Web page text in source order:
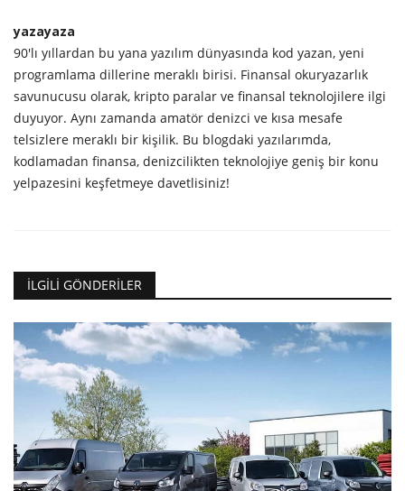
yazayaza
90'lı yıllardan bu yana yazılım dünyasında kod yazan, yeni
programlama dillerine meraklı birisi. Finansal okuryazarlık
savunucusu olarak, kripto paralar ve finansal teknolojilere ilgi
duyuyor. Aynı zamanda amatör denizci ve kısa mesafe
telsizlere meraklı bir kişilik. Bu blogdaki yazılarımda,
kodlamadan finansa, denizcilikten teknolojiye geniş bir konu
yelpazesini keşfetmeye davetlisiniz!
İLGILI GÖNDERILER